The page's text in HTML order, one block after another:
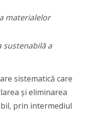
materialelor
sustenabilă a
sistematică care
şi eliminarea
prin intermediul